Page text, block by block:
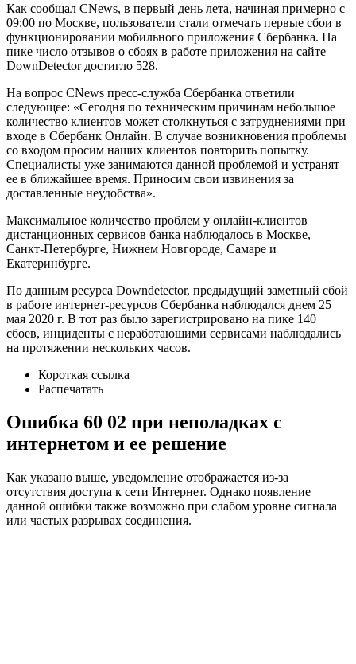
Как сообщал CNews, в первый день лета, начиная примерно с
09:00 по Москве, пользователи стали отмечать первые сбои в
функционировании мобильного приложения Сбербанка. На
пике число отзывов о сбоях в работе приложения на сайте
DownDetector достигло 528.
На вопрос CNews пресс-служба Сбербанка ответили
следующее: «Сегодня по техническим причинам небольшое
количество клиентов может столкнуться с затруднениями при
входе в Сбербанк Онлайн. В случае возникновения проблемы
со входом просим наших клиентов повторить попытку.
Специалисты уже занимаются данной проблемой и устранят
ее в ближайшее время. Приносим свои извинения за
доставленные неудобства».
Максимальное количество проблем у онлайн-клиентов
дистанционных сервисов банка наблюдалось в Москве,
Санкт-Петербурге, Нижнем Новгороде, Самаре и
Екатеринбурге.
По данным ресурса Downdetector, предыдущий заметный сбой
в работе интернет-ресурсов Сбербанка наблюдался днем 25
мая 2020 г. В тот раз было зарегистрировано на пике 140
сбоев, инциденты с неработающими сервисами наблюдались
на протяжении нескольких часов.
Короткая ссылка
Распечатать
Ошибка 60 02 при неполадках с
интернетом и ее решение
Как указано выше, уведомление отображается из-за
отсутствия доступа к сети Интернет. Однако появление
данной ошибки также возможно при слабом уровне сигнала
или частых разрывах соединения.